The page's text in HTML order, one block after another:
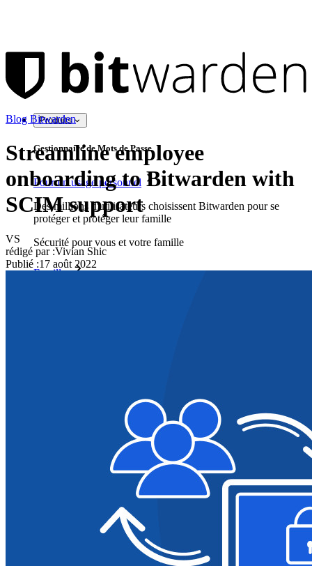
Produits
Gestionnaire de Mots de Passe
Pour un usage personnel
Des millions d'utilisateurs choisissent Bitwarden pour se
protéger et protéger leur famille
Sécurité pour vous et votre famille
Familles
Découvrir Secrets Manager
Gestion des secrets chiffrée de bout en bout pour le
développement, DevOps et les équipes IT.
Passwordless.dev et Passkeys
Déverrouillez les fonctions de la clé de sécurité et bien plus
encore en quelques lignes de code.
Documentation du Développeur
Blog Bitwarden
Streamline employee
onboarding to Bitwarden with
SCIM support
VS
rédigé par :Vivian Shic
Publié :17 août 2022